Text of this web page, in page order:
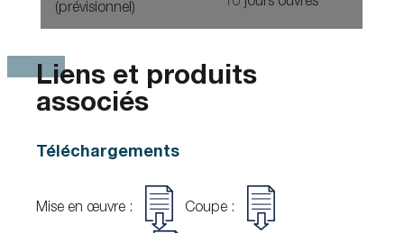
(prévisionnel)
Liens et produits
associés
Téléchargements
Mise en œuvre : Coupe :